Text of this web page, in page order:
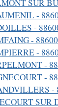
SUR
-
-
- 88600
-
-
-
-
SUR